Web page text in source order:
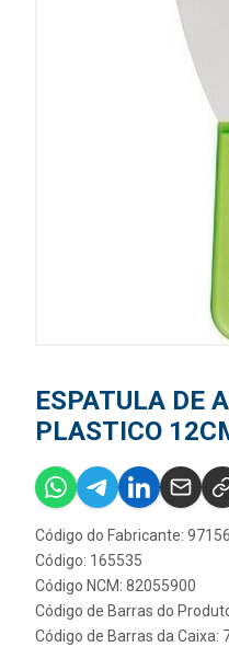
ESPATULA DE
PLASTICO
Código do Fabricante:
Código: 165535
Código NCM: 82055900
Código de Barras do
Código de Barras da Caixa: